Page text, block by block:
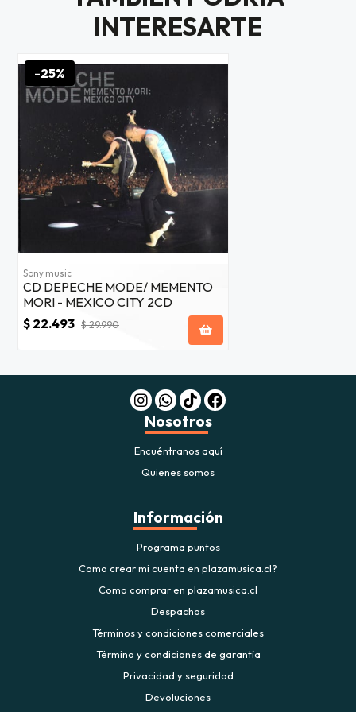
INTERESARTE
-25%
Sony music
CD DEPECHE MODE/ MEMENTO
MORI - MEXICO CITY 2CD
$ 22.493 $ 29.990
Nosotros
Encuéntranos aquí
Quienes somos
Información
Programa puntos
Como crear mi cuenta en plazamusica.cl?
Como comprar en plazamusica.cl
Despachos
Términos y condiciones comerciales
Término y condiciones de garantía
Privacidad y seguridad
Devoluciones